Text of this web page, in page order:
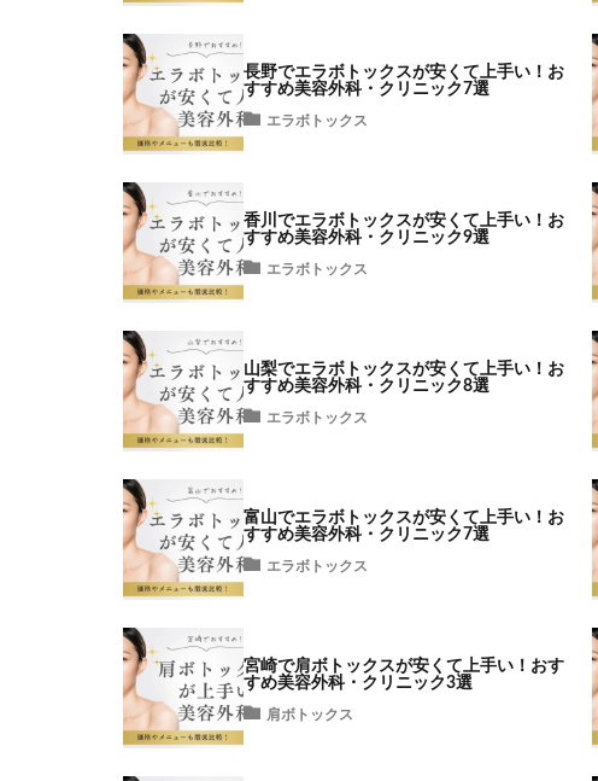
長野でエラボトックスが安くて上手い！お
すすめ美容外科・クリニック7選
エラボトックス
香川でエラボトックスが安くて上手い！お
すすめ美容外科・クリニック9選
エラボトックス
山梨でエラボトックスが安くて上手い！お
すすめ美容外科・クリニック8選
エラボトックス
富山でエラボトックスが安くて上手い！お
すすめ美容外科・クリニック7選
エラボトックス
宮崎で肩ボトックスが安くて上手い！おす
すめ美容外科・クリニック3選
肩ボトックス